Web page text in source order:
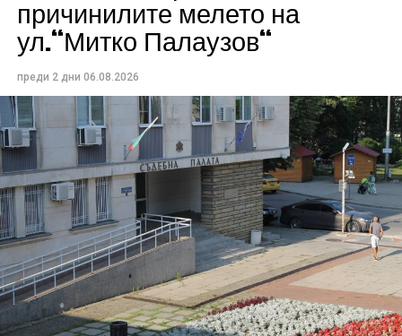
причинилите мелето на
ул.“Митко Палаузов“
преди 2 дни 06.08.2026